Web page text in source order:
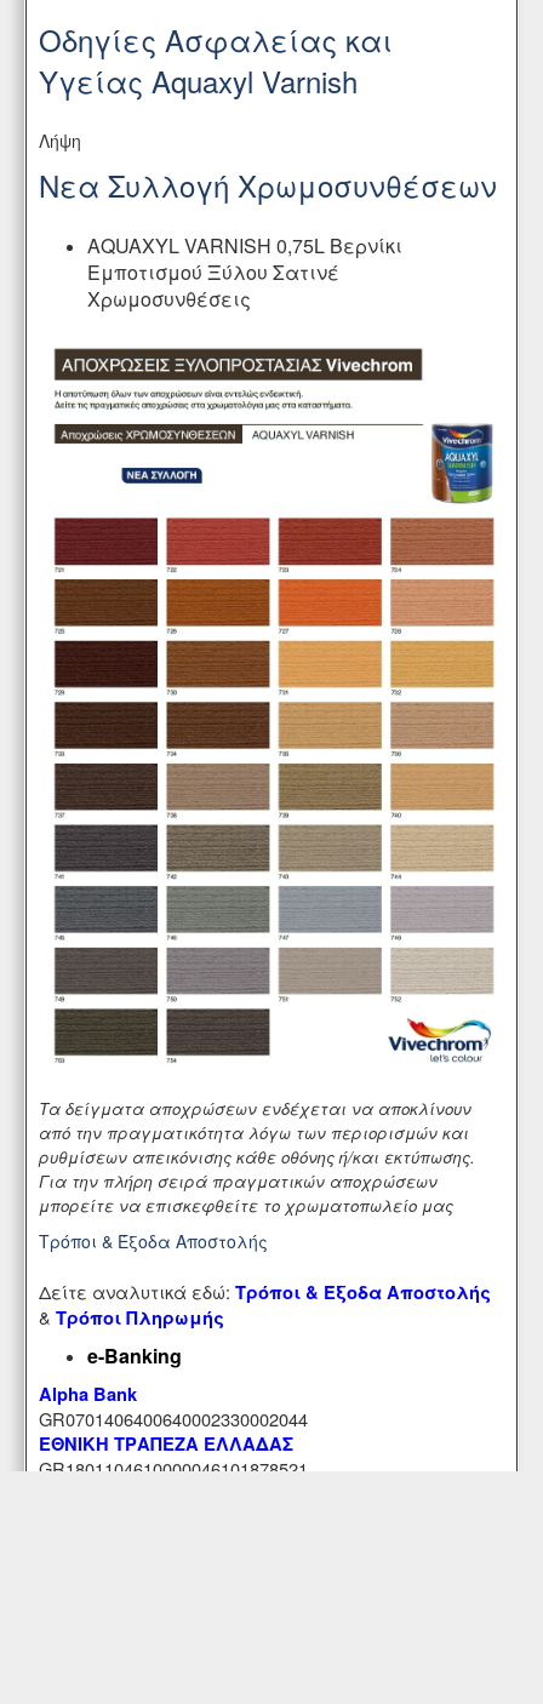
Οδηγίες Ασφαλείας και
Υγείας Aquaxyl Varnish
Λήψη
Νεα Συλλογή Χρωμοσυνθέσεων
AQUAXYL VARNISH 0,75L Βερνίκι
Εμποτισμού Ξύλου Σατινέ
Χρωμοσυνθέσεις
Τα δείγματα αποχρώσεων ενδέχεται να αποκλίνουν
από την πραγματικότητα λόγω των περιορισμών και
ρυθμίσεων απεικόνισης κάθε οθόνης ή/και εκτύπωσης.
Για την πλήρη σειρά πραγματικών αποχρώσεων
μπορείτε να επισκεφθείτε το χρωματοπωλείο μας
Τρόποι & Έξοδα Αποστολής
Δείτε αναλυτικά εδώ: Τρόποι & Έξοδα Αποστολής
& Τρόποι Πληρωμής
e-Banking
Alpha Bank
GR0701406400640002330002044
ΕΘΝΙΚΗ ΤΡΑΠΕΖΑ ΕΛΛΑΔΑΣ
GR1801104610000046101878521